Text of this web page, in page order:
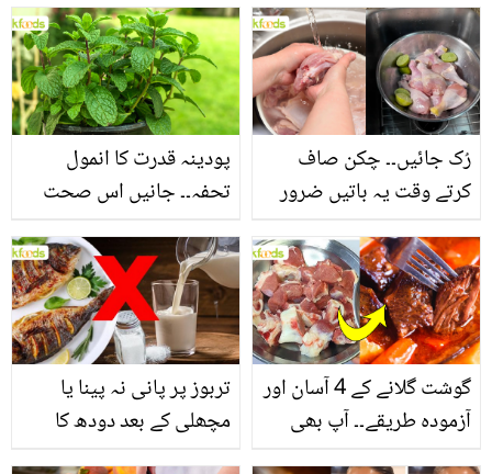
منرلز اور اینٹی آکسیڈنٹس
سے بھرپور اس سبزی کے
فائدے
بنانے کے چند قدرتی طریقے
پودینہ قدرت کا انمول
تحفہ۔۔ جانیں اس صحت
انگیز طبی فوائد
رُک جائیں۔۔ چکن صاف
کرتے وقت یہ باتیں ضرور
تربوز پر پانی نہ پینا یا
مچھلی کے بعد دودھ کا
گوشت گلانے کے 4 آسان اور
آزمودہ طریقے۔۔ آپ بھی